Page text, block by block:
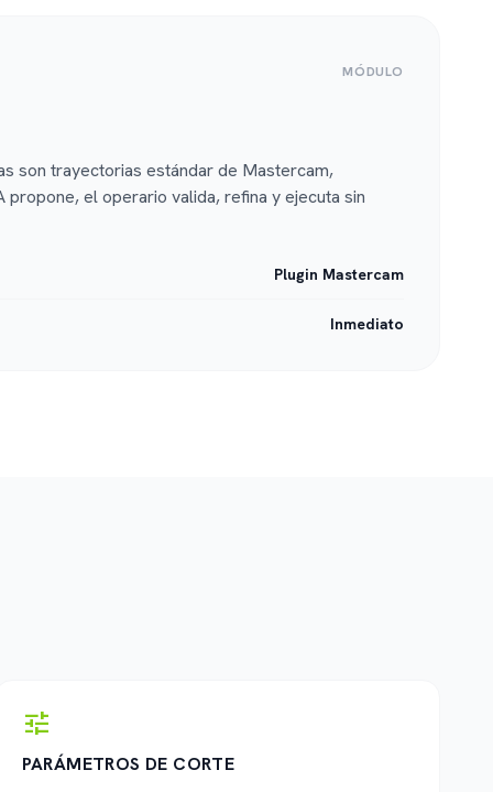
MÓDULO
son trayectorias estándar de Mastercam,
propone, el operario valida, refina y ejecuta sin
Plugin Mastercam
Inmediato
tune
PARÁMETROS DE CORTE